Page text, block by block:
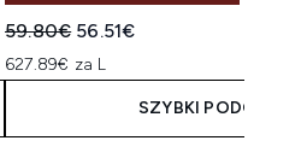
Sugerowana cena detaliczna:
59.80€ Aktualna cena:
56.51€
627.89€ za L
SZYBKI PODGLĄD